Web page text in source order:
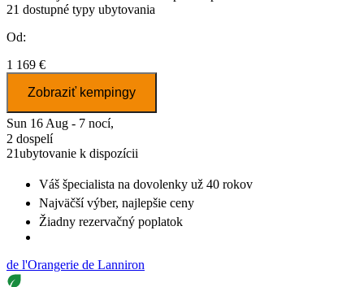
21 dostupné typy ubytovania
Od:
1 169 €
Zobraziť kempingy
Sun 16 Aug - 7 nocí,
2 dospelí
21ubytovanie k dispozícii
Váš špecialista na dovolenky už 40 rokov
Najväčší výber, najlepšie ceny
Žiadny rezervačný poplatok
de l'Orangerie de Lanniron